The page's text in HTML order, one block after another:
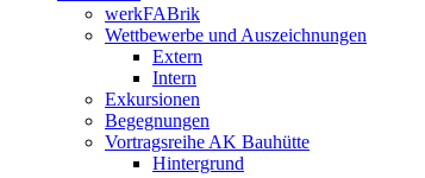
werkFABrik
Wettbewerbe und Auszeichnungen
Extern
Intern
Exkursionen
Begegnungen
Vortragsreihe AK Bauhütte
Hintergrund